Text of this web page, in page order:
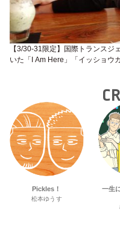
【3/30-31限定】国際トランス
いた「I Am Here」「イッショウ
Pickles！
松本ゆうす
一生